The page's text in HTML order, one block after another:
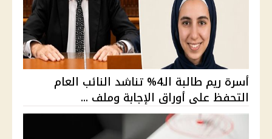
أسرة ريم طالبة الـ4% تناشد النائب العام
التحفظ على أوراق الإجابة وملف ...